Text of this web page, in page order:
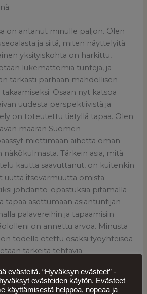
on antanut minulle paljon. Olen
ja siitä, miten näyttelyitä
yksityiskohta on harkittu,
lukemattomia tunteja, ja
tarkasti parhaan mahdollisen
Osaan nyt katsoa
uudesta perspektiivistä ja
on toteutettu tietyllä tapaa. Olen
määrän Suomen
miettimään aihetta oman
näkökulmasta. Tärkein asia, mitä
kautta saavuttanut, on kuitenkin
uutta itsevarmuutta omista
johdanto-opastuksia pitämällä
tapaa asettumaan asiantuntijan
palavereihin ja tapaamisiin
on annettu arvoa. Minusta
todella otettu osaksi työyhteisöä
tärkeitä tehtäviä.
loppuu, yhteys Muistiin säilyy näillä
-tutkielmani kautta. Sain idean
evästeitä. “Hyväksyn evästeet” -
evästeiden käytön. Evästeet
käyttämisestä helppoa, nopeaa ja